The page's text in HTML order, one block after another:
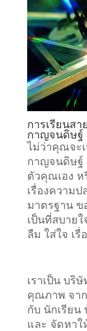
การเรียนส
กาญจนดิษฐ์
ไม่ว่าคุณจะ
กาญจนดิษฐ์
ตัวคุณเอง ห
เรื่องความ
มาตรฐาน ข
เป็นที่สบาย
ลืม ใส่ใจ เ
เราเป็น บริ
คุณภาพ จาก
กับ นักเรียน
และ จัดหาใ